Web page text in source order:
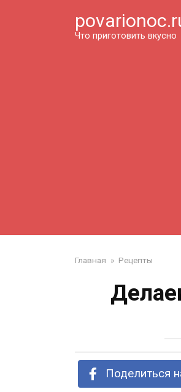
Что приготовить вкусно
Главная » Рецепты
Поделиться